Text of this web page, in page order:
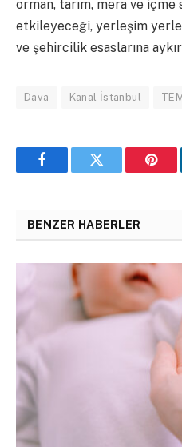
orman, tarım, mera ve içme
etkileyeceği, yerleşim
ve şehircilik esaslarına
Dava Kanal İstanbul
FacebookTwitter
BENZER HABERLER